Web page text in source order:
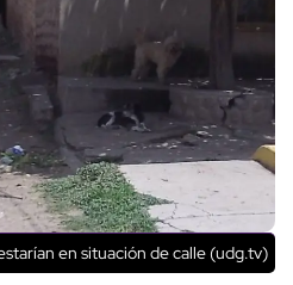
en situación de calle (udg.tv)